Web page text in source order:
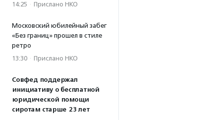
14:25 · Прислано НКО
Московский юбилейный забег
«Без границ» прошел в стиле
ретро
13:30 · Прислано НКО
Совфед поддержал
инициативу о бесплатной
юридической помощи
сиротам старше 23 лет